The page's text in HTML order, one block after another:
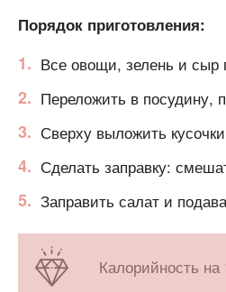
Порядок приготовления:
Все овощи, зелень и сыр
Переложить в посудину,
Сверху выложить
Сделать заправку:
Заправить салат и
Калорийность на